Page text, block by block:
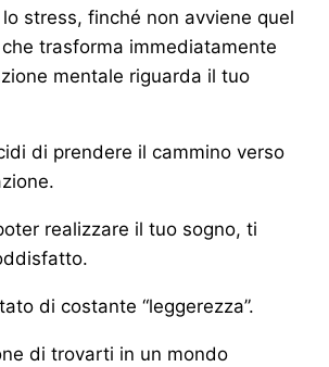
stress, finché non avviene quel
trasforma immediatamente
mentale riguarda il tuo
di prendere il cammino verso
realizzare il tuo sogno, ti
di costante “leggerezza”.
di trovarti in un mondo